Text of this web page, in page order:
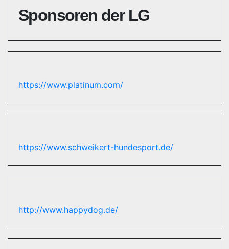
Sponsoren der LG
https://www.platinum.com/
https://www.schweikert-hundesport.de/
http://www.happydog.de/